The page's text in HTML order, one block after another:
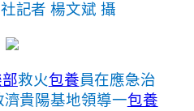
記者 楊文斌 攝
救火包養員在應急治
貴陽基地領導一包養